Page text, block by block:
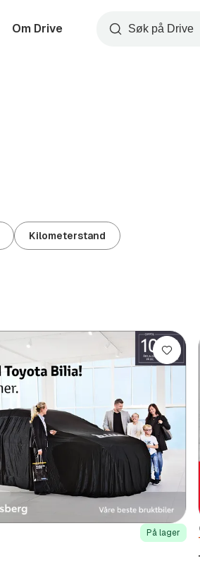
Om Drive Søk
Kilometerstand
På lager
Lagre